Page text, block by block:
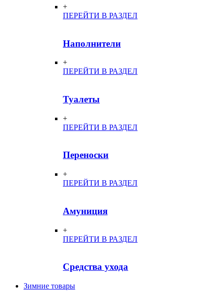
+
ПЕРЕЙТИ В РАЗДЕЛ
Наполнители
+
ПЕРЕЙТИ В РАЗДЕЛ
Туалеты
+
ПЕРЕЙТИ В РАЗДЕЛ
Переноски
+
ПЕРЕЙТИ В РАЗДЕЛ
Амуниция
+
ПЕРЕЙТИ В РАЗДЕЛ
Средства ухода
Зимние товары